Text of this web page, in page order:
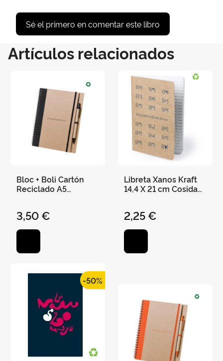
Sé el primero en comentar este libro
Artículos relacionados
Bloc + Boli Cartón
Reciclado A5
cm - Negro
3,50 €
Libreta Xanos Kraft
14,4 X 21 cm Cosida
2,25 €
-50%